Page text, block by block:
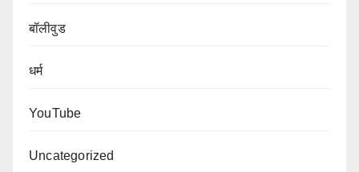
बॉलीवुड
धर्म
YouTube
Uncategorized